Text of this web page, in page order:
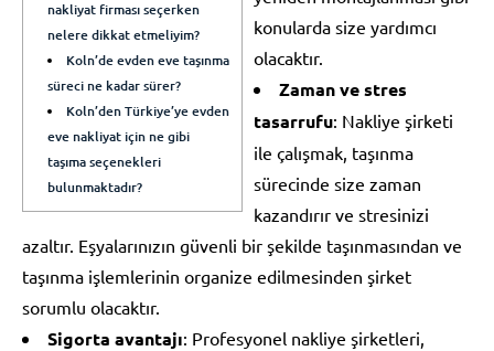
nakliyat firması seçerken
nelere dikkat etmeliyim?
Koln’de evden eve taşınma
süreci ne kadar sürer?
Koln’den Türkiye’ye evden
eve nakliyat için ne gibi
taşıma seçenekleri
bulunmaktadır?
konularda size yardımcı
olacaktır.
Zaman ve stres
tasarrufu: Nakliye şirketi
ile çalışmak, taşınma
sürecinde size zaman
kazandırır ve stresinizi
azaltır. Eşyalarınızın güvenli bir şekilde taşınmasından ve
taşınma işlemlerinin organize edilmesinden şirket
sorumlu olacaktır.
Sigorta avantajı: Profesyonel nakliye şirketleri,